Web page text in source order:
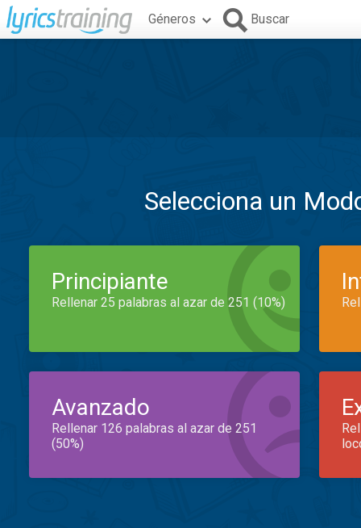
Géneros Buscar
Selecciona un
Principiante
Rellenar 25 palabras al azar de 251 (10%)
Avanzado
Rellenar 126 palabras al azar de 251
(50%)